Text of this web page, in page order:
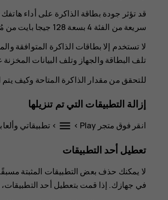
قد تؤثر جودة بطاقة الذاكرة على أداء
سريعة من الفئة 4 بسعة 128 جيجا بايت من مُصنِّع معروف.
لا تستخدم إلا بطاقات الذاكرة المتوافقة
تلف البطاقة والجهاز وتلف البيانات
للتحقق من مقدار الذاكرة المتاحة وكيف
إزالة التطبيقات التي تم تنزيلها
انقر فوق متجر Play >
menu
> تطبيقاتي
تعطيل أحد التطبيقات
لا يمكنك حذف بعض التطبيقات المثبتة
في جهازك. إذا قمت بتعطيل أحد